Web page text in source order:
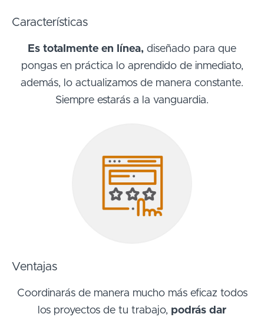
Características
Es totalmente en línea, diseñado para que
pongas en práctica lo aprendido de inmediato,
además, lo actualizamos de manera constante.
Siempre estarás a la vanguardia.
Ventajas
Coordinarás de manera mucho más eficaz todos
los proyectos de tu trabajo, podrás dar